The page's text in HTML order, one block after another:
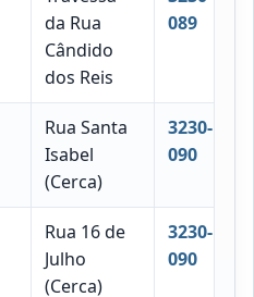
da Rua
Cândido
dos Reis
089
Rua Santa
Isabel
(Cerca)
3230-
090
Rua 16 de
Julho
(Cerca)
3230-
090